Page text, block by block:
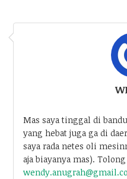
Mas saya tinggal di
yang hebat juga ga di
saya rada netes oli
aja biayanya mas).